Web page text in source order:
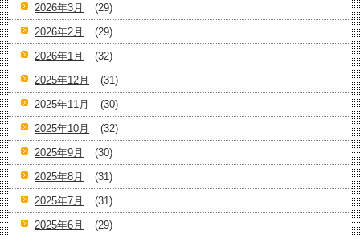
2026年3月
(29)
2026年2月
(29)
2026年1月
(32)
2025年12月
(31)
2025年11月
(30)
2025年10月
(32)
2025年9月
(30)
2025年8月
(31)
2025年7月
(31)
2025年6月
(29)